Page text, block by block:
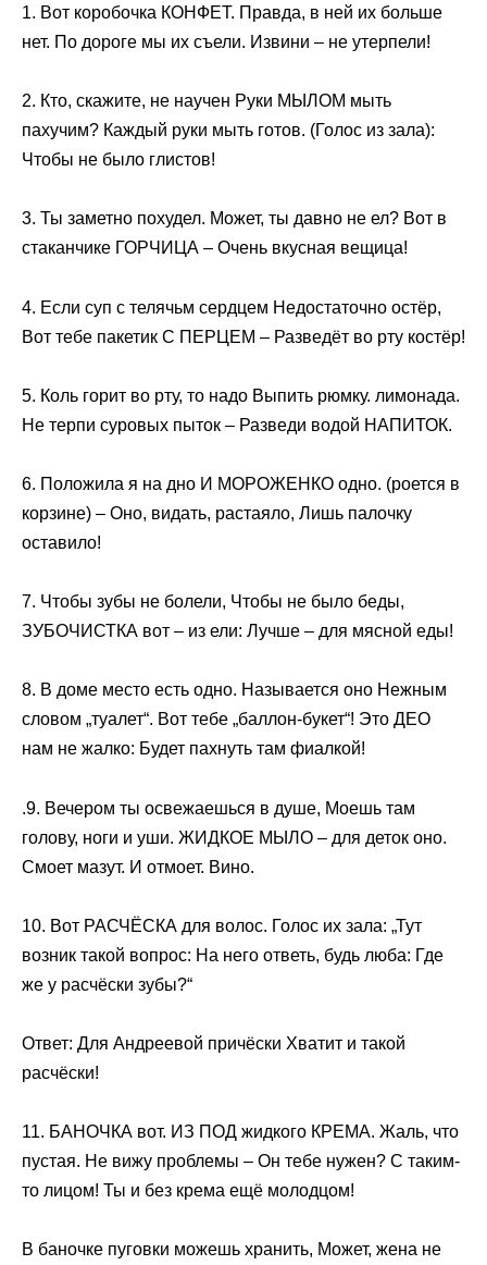
1. Вот коробочка КОНФЕТ. Правда, в ней их больше
нет. По дороге мы их съели. Извини – не утерпели!
2. Кто, скажите, не научен Руки МЫЛОМ мыть
пахучим? Каждый руки мыть готов. (Голос из зала):
Чтобы не было глистов!
3. Ты заметно похудел. Может, ты давно не ел? Вот в
стаканчике ГОРЧИЦА – Очень вкусная вещица!
4. Если суп с телячьм сердцем Недостаточно остёр,
Вот тебе пакетик С ПЕРЦЕМ – Разведёт во рту костёр!
5. Коль горит во рту, то надо Выпить рюмку. лимонада.
Не терпи суровых пыток – Разведи водой НАПИТОК.
6. Положила я на дно И МОРОЖЕНКО одно. (роется в
корзине) – Оно, видать, растаяло, Лишь палочку
оставило!
7. Чтобы зубы не болели, Чтобы не было беды,
ЗУБОЧИСТКА вот – из ели: Лучше – для мясной еды!
8. В доме место есть одно. Называется оно Нежным
словом „туалет“. Вот тебе „баллон-букет“! Это ДЕО
нам не жалко: Будет пахнуть там фиалкой!
.9. Вечером ты освежаешься в душе, Моешь там
голову, ноги и уши. ЖИДКОЕ МЫЛО – для деток оно.
Смоет мазут. И отмоет. Вино.
10. Вот РАСЧЁСКА для волос. Голос их зала: „Тут
возник такой вопрос: На него ответь, будь люба: Где
же у расчёски зубы?“
Ответ: Для Андреевой причёски Хватит и такой
расчёски!
11. БАНОЧКА вот. ИЗ ПОД жидкого КРЕМА. Жаль, что
пустая. Не вижу проблемы – Он тебе нужен? С таким-
то лицом! Ты и без крема ещё молодцом!
В баночке пуговки можешь хранить, Может, жена не